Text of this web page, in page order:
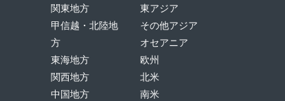
関東地方
甲信越・北陸地
方
東海地方
関西地方
中国地方
東アジア
その他アジア
オセアニア
欧州
北米
南米